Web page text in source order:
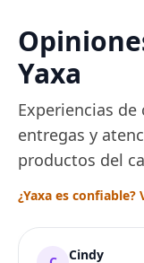
Yaxa
Experiencias
entregas y
productos del
¿Yaxa es
Cindy